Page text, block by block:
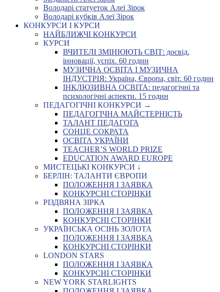
Володарі статуеток Алеї Зірок
Володарі кубків Алеї Зірок
КОНКУРСИ І КУРСИ
НАЙБЛИЖЧІ КОНКУРСИ
КУРСИ
ВЧИТЕЛІ ЗМІНЮЮТЬ СВІТ: досвід,
інновації, успіх. 60 годин
МУЗИЧНА ОСВІТА І МУЗИЧНА
ІНДУСТРІЯ: Україна, Європа, світ. 60 годин
ІНКЛЮЗИВНА ОСВІТА: педагогічні та
психологічні аспекти. 15 годин
ПЕДАГОГІЧНІ КОНКУРСИ →
ПЕДАГОГІЧНА МАЙСТЕРНІСТЬ
ТАЛАНТ ПЕДАГОГА
СОНЦЕ СОКРАТА
ОСВІТА УКРАЇНИ
TEACHER’S WORLD PRIZE
EDUCATION AWARD EUROPE
МИСТЕЦЬКІ КОНКУРСИ ↓
БЕРЛІН: ТАЛАНТИ ЄВРОПИ
ПОЛОЖЕННЯ І ЗАЯВКА
КОНКУРСНІ СТОРІНКИ
РІЗДВЯНА ЗІРКА
ПОЛОЖЕННЯ І ЗАЯВКА
КОНКУРСНІ СТОРІНКИ
УКРАЇНСЬКА ОСІНЬ ЗОЛОТА
ПОЛОЖЕННЯ І ЗАЯВКА
КОНКУРСНІ СТОРІНКИ
LONDON STARS
ПОЛОЖЕННЯ І ЗАЯВКА
КОНКУРСНІ СТОРІНКИ
NEW YORK STARLIGHTS